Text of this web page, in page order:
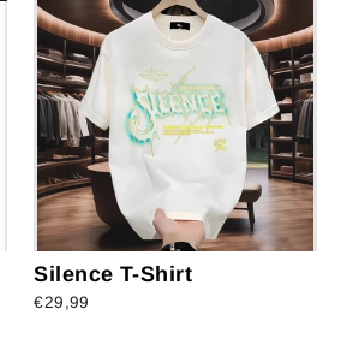
Silence T-Shirt
€29,99